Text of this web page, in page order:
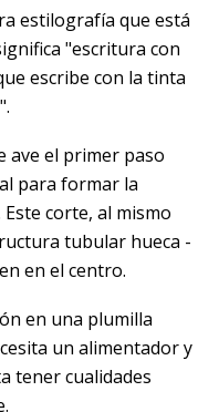
estilografía que está
"escritura con
escribe con la tinta
ave el primer paso
para formar la
corte, al mismo
tubular hueca -
en el centro.
en una plumilla
un alimentador y
tener cualidades